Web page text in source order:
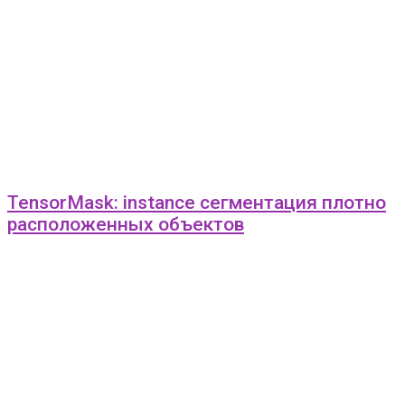
TensorMask: instance сегментация плотно
расположенных объектов